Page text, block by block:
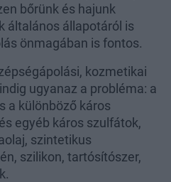
bőrünk és hajunk
általános állapotáról is
önmagában is fontos.
kozmetikai
ugyanaz a probléma: a
a különböző káros
egyéb káros szulfátok,
szintetikus
szilikon, tartósítószer,